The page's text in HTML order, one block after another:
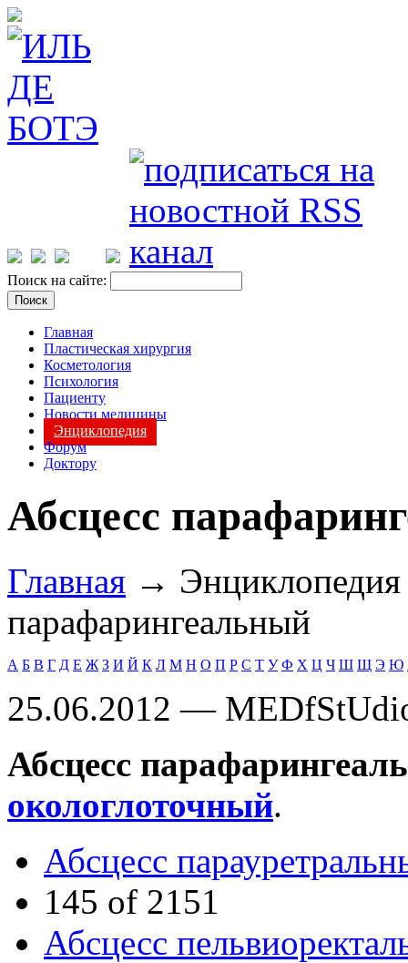
Поиск на сайте:
Главная
Пластическая хирургия
Косметология
Психология
Пациенту
Новости медицины
Энциклопедия
Форум
Доктору
Абсцесс
Главная →
парафарингеальный
А Б В Г Д Е Ж З И Й К Л М Н О П Р С Т У Ф Х Ц Ч Ш Щ Э Ю
25.06.2012 —
Абсцесс
окологлоточный.
Абсцесс
145 of 2151
Абсцесс